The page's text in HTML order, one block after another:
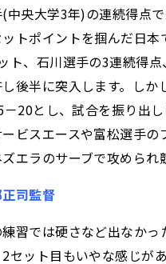
中央大学3年)の連続得点
トポイントを掴んだ日本
ト、石川選手の3連続得
し後半に突入します。し
－20とし、試合を振り出
ビスエースや富松選手
エラのサーブで攻められ
司監督
習では硬さなど出なか
2セット目もいやな感じが